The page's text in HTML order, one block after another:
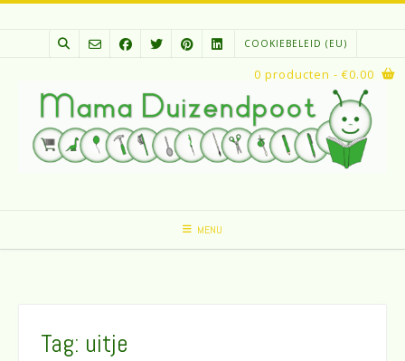
Spring
COOKIEBELEID (EU)
MENU
0 producten - €0.00
Tag: uitje